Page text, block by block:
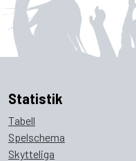
Statistik
Tabell
Spelschema
Skytteliga